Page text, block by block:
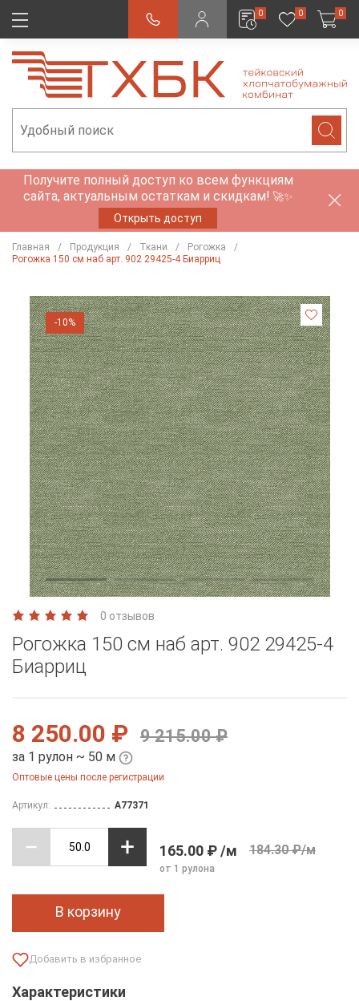
0 0 0
Получите полный доступ ко всем функциям
сайта, актуальным остаткам и скидкам! 🚀✨
Открыть доступ
Главная Продукция Ткани
Рогожка
Рогожка 150 см наб арт. 902 29425-4 Биарриц
-10%
0 отзывов
Рогожка 150 см наб арт. 902 29425-4
Биарриц
8 250.00 ₽ 9 215.00 ₽
за 1 рулон ~ 50 м
Оптовые цены после регистрации
Артикул: A77371
165.00 ₽ /м 184.30 ₽/м
от 1 рулона
В корзину
Характеристики